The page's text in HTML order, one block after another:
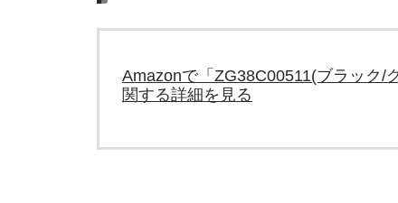
Amazonで「ZG38C00511(ブラック/
関する詳細を見る